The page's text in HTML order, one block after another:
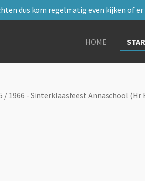
dus kom regelmatig even kijken of er
HOME
/ 1966 - Sinterklaasfeest Annaschool (Hr